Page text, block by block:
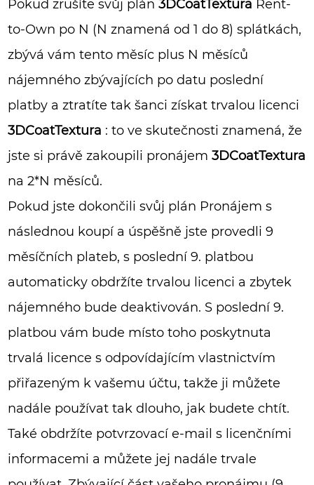
Pokud zrušíte svůj plán3DCoatTextura Rent-
to-Own po N (N znamená od 1 do 8) splátkách,
zbývá vám tento měsíc plus N měsíců
nájemného zbývajících po datu poslední
platby a ztratíte tak šanci získat trvalou licenci
3DCoatTextura : to ve skutečnosti znamená, že
jste si právě zakoupili pronájem3DCoatTextura
na 2*N měsíců.
Pokud jste dokončili svůj plán Pronájem s
následnou koupí a úspěšně jste provedli 9
měsíčních plateb, s poslední 9. platbou
automaticky obdržíte trvalou licenci a zbytek
nájemného bude deaktivován. S poslední 9.
platbou vám bude místo toho poskytnuta
trvalá licence s odpovídajícím vlastnictvím
přiřazeným k vašemu účtu, takže ji můžete
nadále používat tak dlouho, jak budete chtít.
Také obdržíte potvrzovací e-mail s licenčními
informacemi a můžete jej nadále trvale